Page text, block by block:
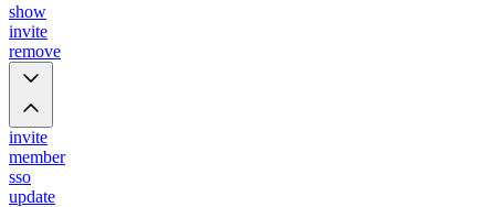
show
invite
remove
invite
member
sso
update